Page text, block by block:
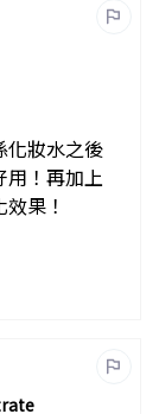
化妝水之後
用！再加上
果！